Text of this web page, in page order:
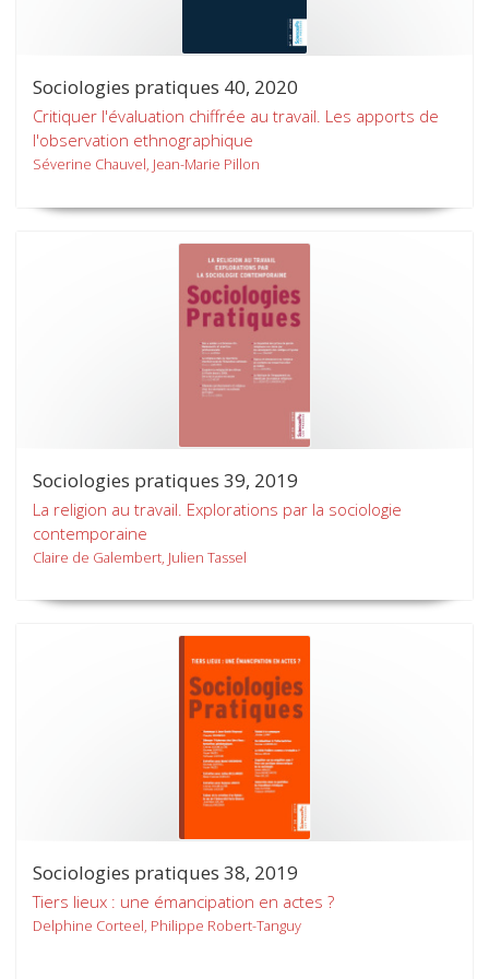
Sociologies pratiques 40, 2020
Critiquer l'évaluation chiffrée au travail. Les apports de
l'observation ethnographique
Séverine Chauvel, Jean-Marie Pillon
Sociologies pratiques 39, 2019
La religion au travail. Explorations par la sociologie
contemporaine
Claire de Galembert, Julien Tassel
Sociologies pratiques 38, 2019
Tiers lieux : une émancipation en actes ?
Delphine Corteel, Philippe Robert-Tanguy